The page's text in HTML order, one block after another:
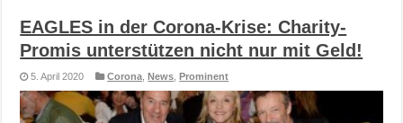
EAGLES in der Corona-Krise: Charity-
Promis unterstützen nicht nur mit Geld!
5. April 2020 Corona ,News ,Prominent